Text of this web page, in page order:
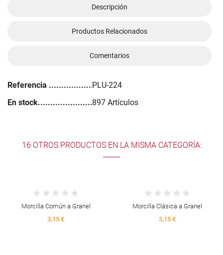
Descripción
Productos Relacionados
Comentarios
Referencia
PLU-224
En stock
897 Artículos
16 OTROS PRODUCTOS EN LA MISMA CATEGORÍA:
Morcilla Común a Granel
3,15 €
Morcilla Clásica a Granel
3,15 €